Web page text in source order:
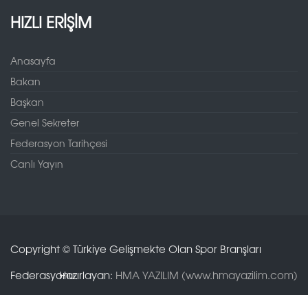
HIZLI ERİŞİM
Anasayfa
Bakan
Başkan
Genel Sekreter
Federasyon Tarihçesi
Canlı Yayın
Copyright © Türkiye Gelişmekte Olan Spor Branşları
Federasyonu.Hazırlayan: HMA YAZILIM (www.hmayazilim.com)